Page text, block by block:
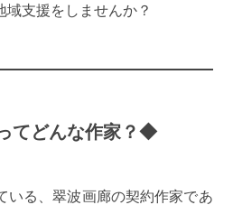
域支援をしませんか？
てどんな作家？◆
いる、翠波画廊の契約作家であ